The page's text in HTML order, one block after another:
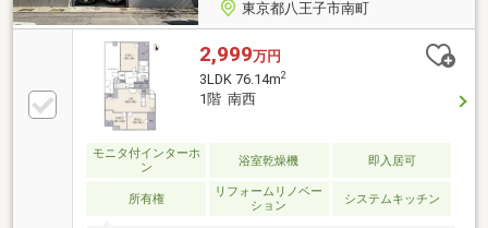
東京都八王子市南町
2,999万円
3LDK 76.14m2
1階 南西
モニタ付インターホ
ン
浴室乾燥機 即入居可
所有権
リフォームリノベー
ション
システムキッチン